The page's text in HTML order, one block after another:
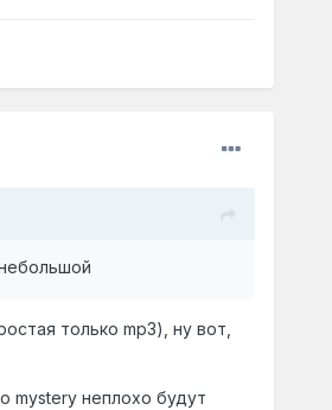
только mp3), ну вот,
mystery неплохо будут